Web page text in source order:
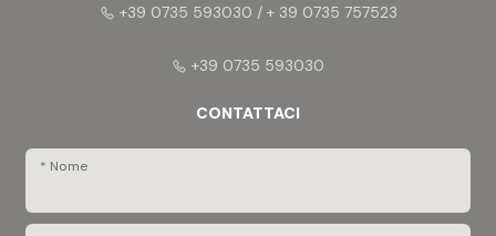
+39 0735 593030 / + 39 0735 757523
+39 0735 593030
CONTATTACI
* Nome